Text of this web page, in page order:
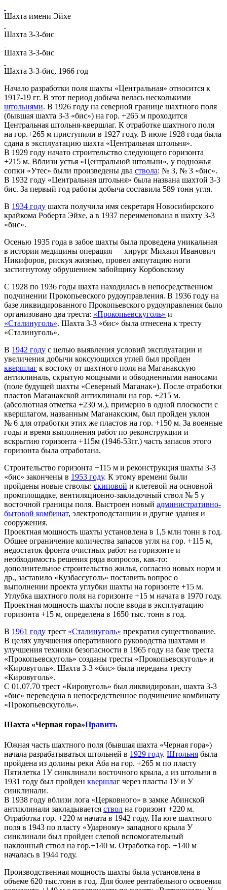
Шахта имени Эйхе
Шахта 3-3-бис
Шахта 3-3-бис
Шахта 3-3-бис, 1966 год
Начало разработки поля шахты «Центральная» относится к
1917-19 гг. В этот период добыча велась несколькими
штольнями. В 1926 году на северной границе шахтного поля
(бывшая шахта 3-3 «бис») на гор. +265 м проходится
Центральная штольня-квершлаг. К отработке шахтного поля
на гор.+265 м приступили в 1927 году. В июле 1928 года была
сдана в эксплуатацию шахта «Центральная штольня».
В 1929 году начато строительство следующего горизонта
+215 м. Вблизи устья «Центральной штольни», у подножья
сопки «Утес» были произведены два ствола: № 3, № 3 «бис».
В 1932 году «Центральная штольня» была названа шахтой 3-3
бис. За первый год работы добыча составила 589 тонн угля.
В 1934 году шахта получила имя секретаря Новосибирского
крайкома Роберта Эйхе, а в 1937 переименована в шахту 3-3
«бис».
Осенью 1935 года в забое шахты была проведена уникальная
в истории медицины операция — хирург Михаил Иванович
Никифоров, рискуя жизнью, провел ампутацию ноги
застигнутому обрушением забойщику Корбовскому
С 1928 по 1936 годы шахта находилась в непосредственном
подчинении Прокопьевского рудоуправления. В 1936 году на
базе ликвидированного Прокопьевского рудоуправления было
организовано два треста: «Прокопьевскуголь» и
«Сталинуголь». Шахта 3-3 «бис» была отнесена к тресту
«Сталинуголь».
В 1942 году с целью выявления условий эксплуатации и
увеличения добычи коксующихся углей был пройден
квершлаг к востоку от шахтного поля на Маганакскую
антиклиналь, скрытую мощными и обводненными наносами
(поле будущей шахты «Северный Маганак»). После отработки
пластов Маганакской антиклинали на гор. +215 м.
(абсолютная отметка +230 м.), примерно в одной плоскости с
квершлагом, названным Маганакским, был пройден уклон
№ 6 для отработки этих же пластов на гор. +150 м. За военные
годы и время выполнения работ по реконструкции и
вскрытию горизонта +115м (1946-53гг.) часть запасов этого
горизонта была отработана.
Строительство горизонта +115 м и реконструкция шахты 3-3
«бис» закончены в 1953 году. К этому времени были
пройдены новые стволы: скиповой и клетевой на основной
промплощадке, вентиляционно-закладочный ствол № 5 у
восточной границы поля. Выстроен новый административно-
бытовой комбинат, электроподстанции и другие здания и
сооружения.
Проектная мощность шахты установлена в 1,5 млн тонн в год.
Общее ограничение количества запасов угля на гор. +115 м,
недостаток фронта очистных работ на горизонте и
необходимость решения ряда вопросов, как-то:
дополнительное строительство жилья, согласно новых норм и
др., заставило «Кузбассуголь» поставить вопрос о
выполнении проекта углубки шахты на горизонте +15 м.
Углубка шахтного поля на горизонте +15 м начата в 1970 году.
Проектная мощность шахты после ввода в эксплуатацию
горизонта +15 м, определена в 1650 тыс. тонн в год.
В 1961 году трест «Сталинуголь» прекратил существование.
В целях улучшения оперативного руководства шахтами и
улучшения техники безопасности в 1965 году на базе треста
«Прокопьевскуголь» созданы тресты «Прокопьевскуголь» и
«Кировуголь». Шахта 3-3 «бис» была передана тресту
«Кировуголь».
С 01.07.70 трест «Кировуголь» был ликвидирован, шахта 3-3
«бис» переведена в непосредственное подчинение комбинату
«Прокопьевскуголь».
Шахта «Черная гора»Править
Южная часть шахтного поля (бывшая шахта «Черная гора»)
начала разрабатываться штольней в 1929 году. Штольня была
пройдена из долины реки Аба на гор. +265 м по пласту
Пятилетка 1У синклинали восточного крыла, а из штольни в
1931 году был пройден квершлаг через пласты 1У и У
синклинали.
В 1938 году вблизи лога «Церковного» в замке Абинской
антиклинали закладывается ствол на горизонт +220 м.
Отработка гор. +220 м начата в 1942 году. На юге шахтного
поля в 1943 по пласту «Ударному» западного крыла У
синклинали был пройден слепой вспомогательный
наклонный ствол на гор.+140 м. Отработка гор. +140 м
началась в 1944 году.
Производственная мощность шахты была установлена в
объеме 620 тыс.тонн в год. Для более рентабельного освоения